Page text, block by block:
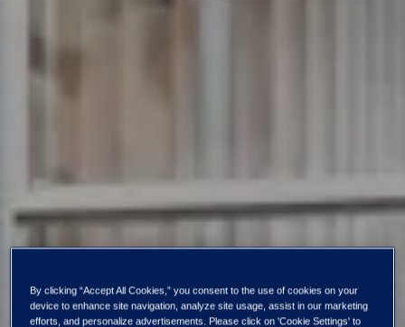
By clicking “Accept All Cookies,” you consent to the use of cookies on your
device to enhance site navigation, analyze site usage, assist in our marketing
efforts, and personalize advertisements. Please click on 'Cookie Settings' to